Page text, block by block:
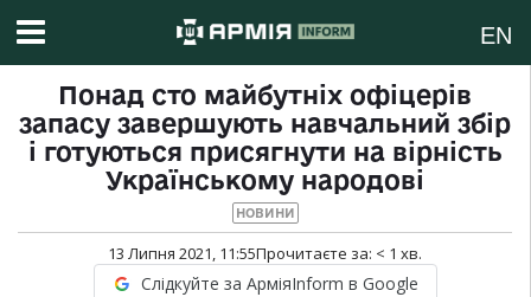
EN
Понад сто майбутніх офіцерів
запасу завершують навчальний збір
і готуються присягнути на вірність
Українському народові
НОВИНИ
13 Липня 2021, 11:55Прочитаєте за: < 1 хв.
Слідкуйте за АрміяInform в Google